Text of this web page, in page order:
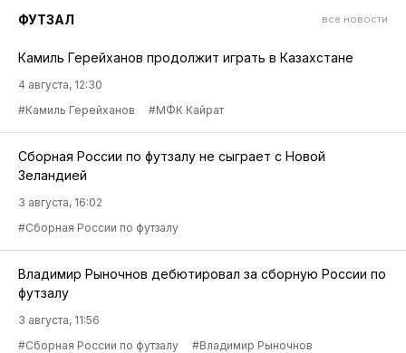
ФУТЗАЛ все новости
Камиль Герейханов продолжит играть в Казахстане
4 августа, 12:30
#Камиль Герейханов
#МФК Кайрат
Сборная России по футзалу не сыграет с Новой
Зеландией
3 августа, 16:02
#Сборная России по футзалу
Владимир Рыночнов дебютировал за сборную России по
футзалу
3 августа, 11:56
#Сборная России по футзалу
#Владимир Рыночнов